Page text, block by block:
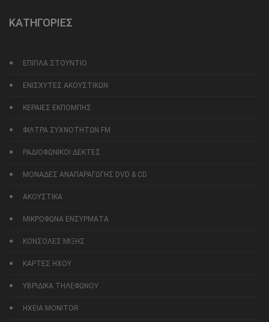
ΚΑΤΗΓΟΡΙΕΣ
ΕΠΙΠΛΑ ΣΤΟΥΝΤΙΟ
ΕΝΙΣΧΥΤΕΣ ΑΚΟΥΣΤΙΚΩΝ
ΚΕΡΑΙΕΣ ΕΚΠΟΜΠΗΣ
ΦΙΛΤΡΑ ΣΥΧΝΟΤΗΤΩΝ FM
ΡΑΔΙΟΦΩΝΙΚΟΙ ΔΕΚΤΕΣ
ΜΟΝΑΔΕΣ ΑΝΑΠΑΡΑΓΩΓΗΣ DVD & CD
ΑΚΟΥΣΤΙΚΑ
ΜΙΚΡΟΦΩΝΑ ΕΝΣΥΡΜΑΤΑ
ΚΟΝΣΟΛΕΣ ΜΙΞΗΣ
ΚΑΡΤΕΣ ΗΧΟΥ
ΥΒΡΙΔΙΚΑ ΤΗΛΕΦΩΝΟΥ
ΗΧΕΙΑ MONITOR